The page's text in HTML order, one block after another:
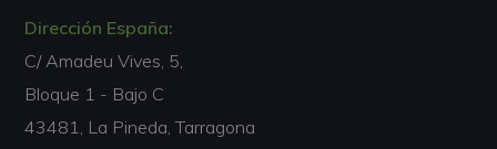
Dirección España:
C/ Amadeu Vives, 5,
Bloque 1 - Bajo C
43481, La Pineda, Tarragona